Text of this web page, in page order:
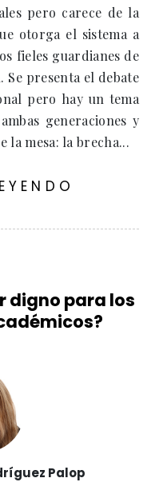
pero carece de la
otorga el sistema a
fieles guardianes de
Se presenta el debate
pero hay un tema
generaciones y
la mesa: la brecha...
digno para los
Palop